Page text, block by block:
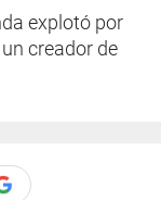
explotó por
creador de